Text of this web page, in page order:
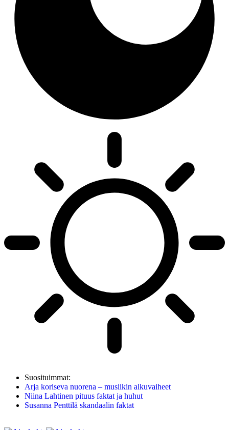
Suosituimmat:
Arja koriseva nuorena – musiikin alkuvaiheet
Niina Lahtinen pituus faktat ja huhut
Susanna Penttilä skandaalin faktat